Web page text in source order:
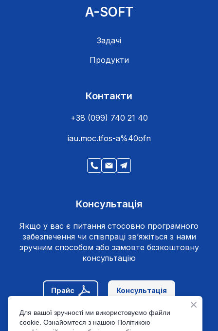
A-SOFT
Задачі
Продукти
Контакти
+38 (099) 740 21 40
іau.moc.tfos-a%40ofn
Консультація
Якщо у вас є питання стосовно програмного
забезпечення чи співпраці зв’яжіться з нами
зручним способом або замовте безкоштовну
консультацію
Прайс Консультація
Політика конфіденційності
Для вашої зручності ми використовуємо файли
cookie. Ознайомтеся з нашою Політикою